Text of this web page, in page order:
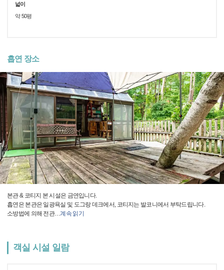
넓이
약 50평
흡연 장소
본관 & 코티지 본 시설은 금연입니다.
흡연은 본관은 일광욕실 및 도그랑 데크에서, 코티지는 발코니에서 부탁드립니다.
소방법에 의해 전관…계속 읽기
객실 시설 일람